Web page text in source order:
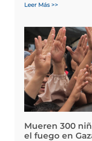
Leer Más >>
Mueren 300
el fuego en